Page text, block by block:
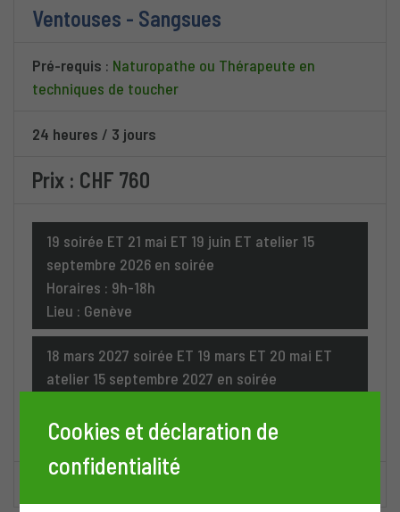
Ventouses - Sangsues
Pré-requis : Naturopathe ou Thérapeute en
techniques de toucher
24 heures / 3 jours
Prix : CHF 760
19 soirée ET 21 mai ET 19 juin ET atelier 15
septembre 2026 en soirée
Horaires : 9h-18h
Lieu : Genève
18 mars 2027 soirée ET 19 mars ET 20 mai ET
atelier 15 septembre 2027 en soirée
Lieu : Genève
Cookies et déclaration de
confidentialité